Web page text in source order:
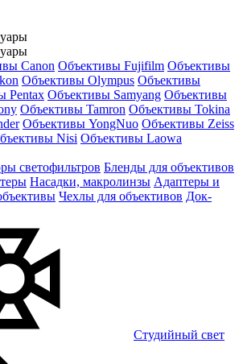
Canon Объективы Fujifilm Объективы
Объективы Olympus Объективы
Pentax Объективы Samyang Объективы
Объективы Tamron Объективы Tokina
Объективы YongNuo Объективы Zeiss
Nisi Объективы Laowa
светофильтров Бленды для объективов
Насадки, макролинзы Адаптеры и
Чехлы для объективов Док-
Студийный свет